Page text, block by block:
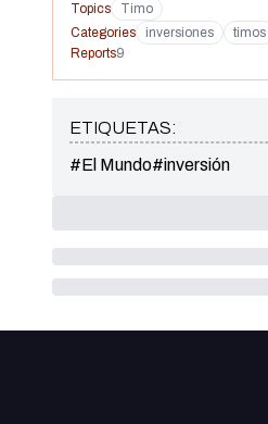
Topics Timo
Categories
inversiones
timos
Reports9
ETIQUETAS:
#El Mundo#inversión